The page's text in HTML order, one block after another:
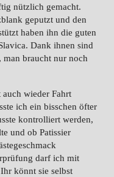
nützlich gemacht.
geputzt und den
haben ihn die guten
Dank ihnen sind
braucht nur noch
wieder Fahrt
ich ein bisschen öfter
kontrolliert werden,
und ob Patissier
darf ich mit
könnt sie selbst